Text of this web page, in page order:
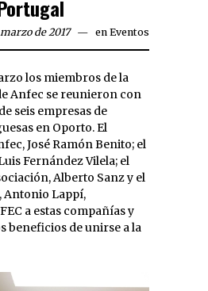
de 2017 en Eventos
los miembros de la
Anfec se reunieron con
seis empresas de
en Oporto. El
José Ramón Benito; el
Fernández Vilela; el
Alberto Sanz y el
Antonio Lappí,
a estas compañías y
beneficios de unirse a la